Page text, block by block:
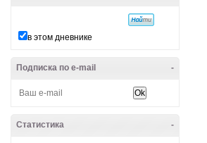
в этом дневнике
-
Подписка по e-mail
-
Статистика